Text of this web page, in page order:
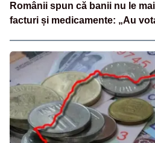
Românii spun că banii nu le
facturi și medicamente: „Au